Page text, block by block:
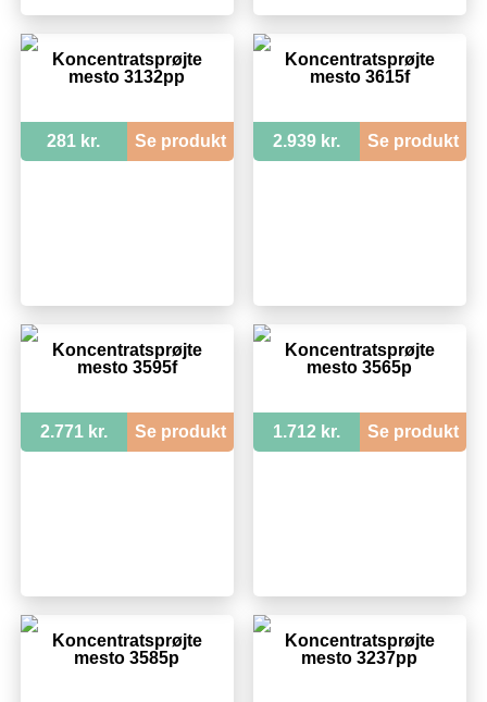
Koncentratsprøjte
mesto 3132pp
281 kr. Se produkt
Koncentratsprøjte
mesto 3615f
2.939 kr. Se produkt
Koncentratsprøjte
mesto 3595f
2.771 kr. Se produkt
Koncentratsprøjte
mesto 3565p
1.712 kr. Se produkt
Koncentratsprøjte
mesto 3585p
Koncentratsprøjte
mesto 3237pp